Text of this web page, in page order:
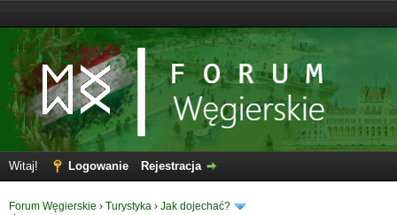
Witaj! Logowanie Rejestracja
Forum Węgierskie › Turystyka › Jak dojechać?